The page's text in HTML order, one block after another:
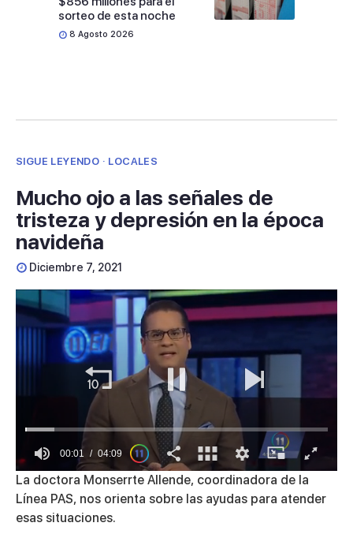
sorteo de esta noche
8 Agosto 2026
SIGUE LEYENDO · LOCALES
Mucho ojo a las señales de
tristeza y depresión en la época
navideña
Diciembre 7, 2021
0
seconds
of
4
minutes,
00:01 04:09
La doctora Monserrte Allende, coordinadora de la
Línea PAS, nos orienta sobre las ayudas para atender
esas situaciones.